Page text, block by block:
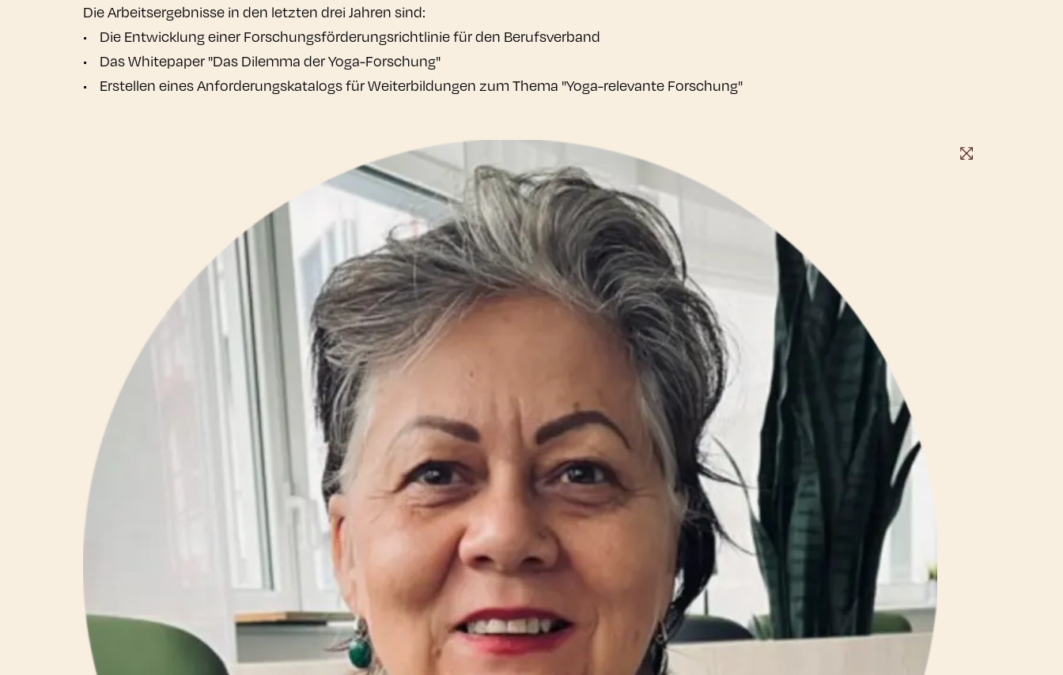
Die Arbeitsergebnisse in den letzten drei Jahren sind:
• Die Entwicklung einer Forschungsförderungsrichtlinie für den Berufsverband
• Das Whitepaper "Das Dilemma der Yoga-Forschung"
• Erstellen eines Anforderungskatalogs für Weiterbildungen zum Thema "Yoga-relevante Forschung"